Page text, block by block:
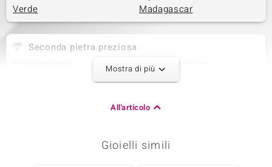
Verde Madagascar
Seconda pietra preziosa
Quantità e dimensione
2 à 1,5 mm
Taglio rotondo
Mostra di più
All'articolo
Gioielli simili